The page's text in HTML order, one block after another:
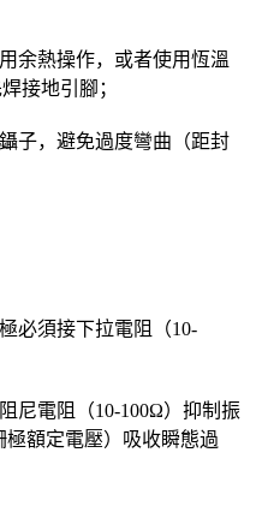
余熱操作，或者使用恆溫
接地引腳；
子，避免過度彎曲（距封
必須接下拉電阻（10-
尼電阻（10-100Ω）抑制振
額定電壓）吸收瞬態過